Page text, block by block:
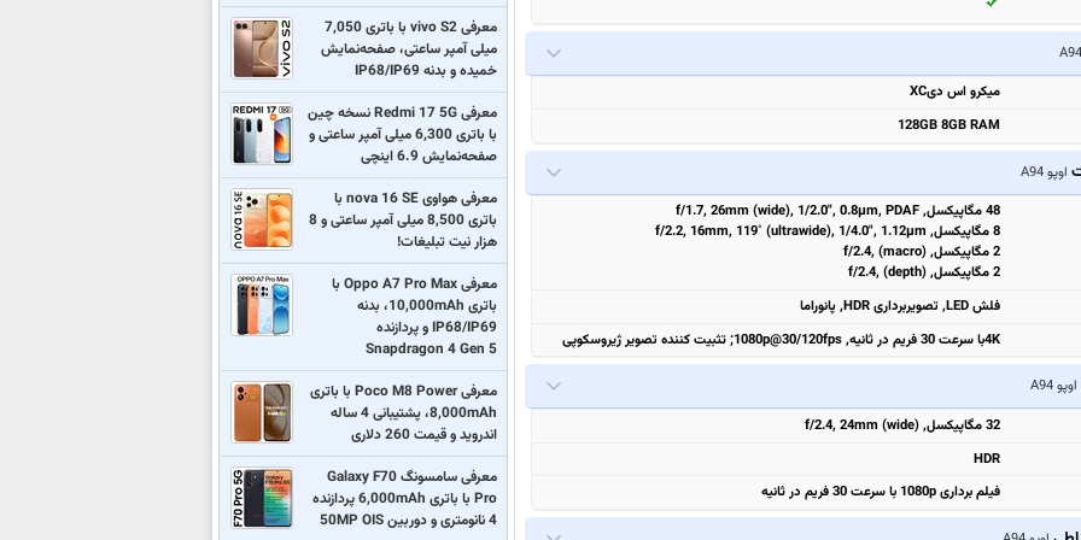
میکرو اس دیXC
128GB 8GB RAM
اوپو A94
48 مگاپیکسل, f/1.7, 26mm (wide), 1/2.0", 0.8µm, PDAF
8 مگاپیکسل, f/2.2, 16mm, 119˚ (ultrawide), 1/4.0", 1.12µm
2 مگاپیکسل, f/2.4, (macro)
2 مگاپیکسل, f/2.4, (depth)
فلش LED, تصویربرداری HDR, پانوراما
4Kبا سرعت 30 فریم در ثانیه, 1080p@30/120fps; تثبیت‌ کننده تصویر ژیروسکوپی
اوپو A94
32 مگاپیکسل, f/2.4, 24mm (wide)
HDR
فیلم برداری 1080p با سرعت 30 فریم در ثانیه
معرفی vivo S2 با باتری 7,050
میلی آمپر ساعتی، صفحه‌نمایش
خمیده و بدنه IP68/IP69
معرفی Redmi 17 5G نسخه چین
با باتری 6,300 میلی آمپر ساعتی و
صفحه‌نمایش 6.9 اینچی
معرفی هواوی nova 16 SE با
باتری 8,500 میلی آمپر ساعتی و 8
هزار نیت تبلیغات!
معرفی Oppo A7 Pro Max با
باتری 10,000mAh، بدنه
IP68/IP69 و پردازنده
Snapdragon 4 Gen 5
معرفی Poco M8 Power با باتری
8,000mAh، پشتیبانی 4 ساله
اندروید و قیمت 260 دلاری
معرفی سامسونگ Galaxy F70
Pro با باتری 6,000mAh پردازنده
4 نانومتری و دوربین 50MP OIS